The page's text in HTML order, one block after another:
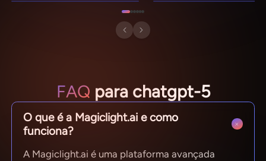
FAQ para chatgpt-5
O que é a Magiclight.ai e como
funciona?
A Magiclight.ai é uma plataforma avançada